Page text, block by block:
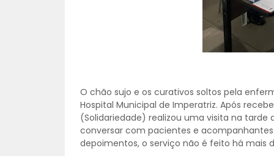
O chão sujo e os curativos soltos pela
Hospital Municipal de Imperatriz. Após
(Solidariedade) realizou uma visita na
conversar com pacientes e
depoimentos, o serviço não é feito há mais